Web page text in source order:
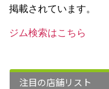
掲載されています。
ジム検索はこちら
注目の店舗リスト